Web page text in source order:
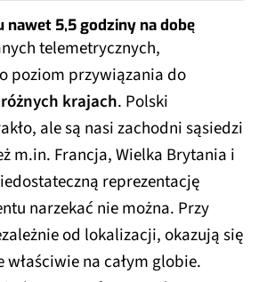
5,5 godziny na dobę
telemetrycznych,
poziom przywiązania do
krajach. Polski
ale są nasi zachodni sąsiedzi
m.in. Francja, Wielka Brytania i
reprezentację
narzekać nie można. Przy
od lokalizacji, okazują się
na całym globie.